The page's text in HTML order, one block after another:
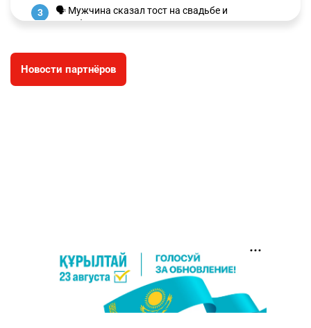
3
🗣 Мужчина сказал тост на свадьбе и
заработал уголовное дело
🐏 Скота больше, а мясо дороже. Почему в
Казахстане продолжают расти цены на
2788 2
🇫🇷 Клуб ПСЖ объявил об открытии своей
футбольной академии в Астане
Новости партнёров